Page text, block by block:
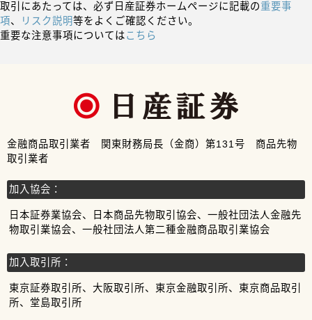
取引にあたっては、必ず日産証券ホームページに記載の重要事
項、 リスク説明等をよくご確認ください。
重要な注意事項についてはこちら
金融商品取引業者 関東財務局長（金商）第131号 商品先物
取引業者
加入協会：
日本証券業協会、日本商品先物取引協会、一般社団法人金融先
物取引業協会、一般社団法人第二種金融商品取引業協会
加入取引所：
東京証券取引所、大阪取引所、東京金融取引所、東京商品取引
所、堂島取引所